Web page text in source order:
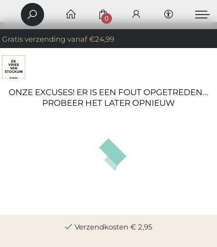
Gratis verzending vanaf €24,99
0
ONZE EXCUSES! ER IS EEN FOUT OPGETREDEN...
PROBEER HET LATER OPNIEUW
Verzendkosten € 2,95